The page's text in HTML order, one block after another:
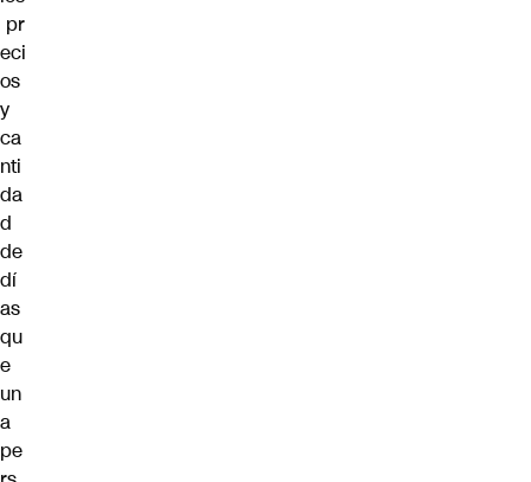
pr
eci
os
y
ca
nti
da
d
de
dí
as
qu
e
un
a
pe